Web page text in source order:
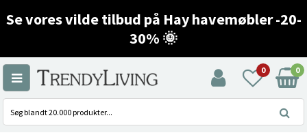
Se vores vilde tilbud på Hay havemøbler -20-
30% 🌞
0 0